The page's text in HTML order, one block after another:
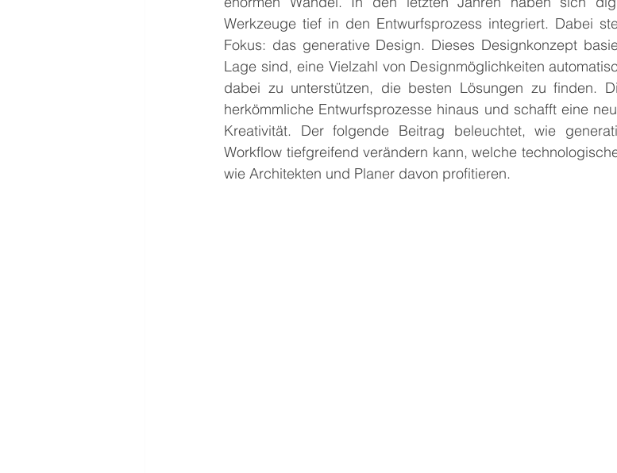
Werkzeuge tief in den Entwurfsprozess integriert. Dabei
Fokus: das generative Design. Dieses Designkonzept
Lage sind, eine Vielzahl von Designmöglichkeiten
dabei zu unterstützen, die besten Lösungen zu finden.
herkömmliche Entwurfsprozesse hinaus und schafft eine
Kreativität. Der folgende Beitrag beleuchtet, wie
Workflow tiefgreifend verändern kann, welche
wie Architekten und Planer davon profitieren.